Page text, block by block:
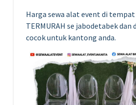
Harga sewa alat event di
TERMURAH se jabodetabek dan
cocok untuk kantong anda.